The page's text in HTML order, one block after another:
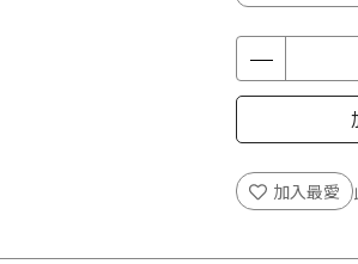
加入最愛